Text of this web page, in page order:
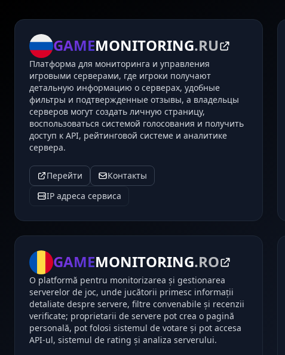
GAMEMONITORING.RU
Платформа для мониторинга и управления
игровыми серверами, где игроки получают
детальную информацию о серверах, удобные
фильтры и подтвержденные отзывы, а владельцы
серверов могут создать личную страницу,
воспользоваться системой голосования и получить
доступ к API, рейтинговой системе и аналитике
сервера.
Перейти
Контакты
IP адреса сервиса
GAMEMONITORING.RO
O platformă pentru monitorizarea și gestionarea
serverelor de joc, unde jucătorii primesc informații
detaliate despre servere, filtre convenabile și recenzii
verificate; proprietarii de servere pot crea o pagină
personală, pot folosi sistemul de votare și pot accesa
API-ul, sistemul de rating și analiza serverului.